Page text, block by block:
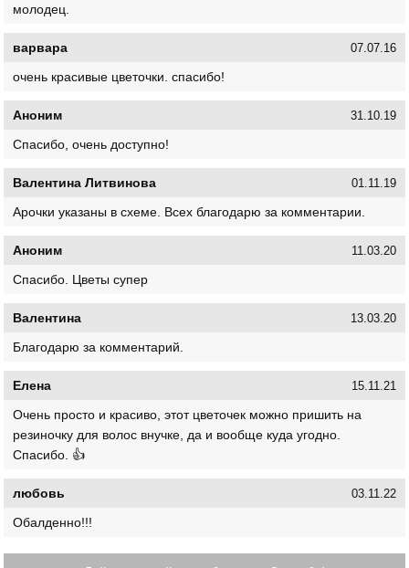
молодец.
варвара 07.07.16
очень красивые цветочки. спасибо!
Аноним 31.10.19
Спасибо, очень доступно!
Валентина Литвинова 01.11.19
Арочки указаны в схеме. Всех благодарю за комментарии.
Аноним 11.03.20
Спасибо. Цветы супер
Валентина 13.03.20
Благодарю за комментарий.
Елена 15.11.21
Очень просто и красиво, этот цветочек можно пришить на
резиночку для волос внучке, да и вообще куда угодно.
Спасибо. 👍
любовь 03.11.22
Обалденно!!!